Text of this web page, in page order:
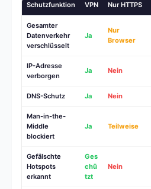
Schutzfunktion VPN Nur HTTPS
Gesamter
Datenverkehr
verschlüsselt
Ja
Nur
Browser
IP-Adresse
verborgen
Ja Nein
DNS-Schutz Ja Nein
Man-in-the-
Middle
blockiert
Ja Teilweise
Gefälschte
Hotspots
erkannt
Ges
chü
tzt
Nein